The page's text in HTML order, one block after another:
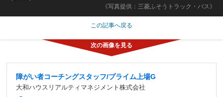
《写真提供：三菱ふそうトラック・バス》
この記事へ戻る
障がい者コーチングスタッフ/プライム上場G
大和ハウスリアルティマネジメント株式会社